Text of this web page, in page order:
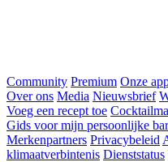
Community Premium Onze
Over ons Media Nieuwsbrief
Voeg een recept toe
Gids voor mijn persoonlijke bar
Merkenpartners Privacybeleid
klimaatverbintenis Dienststatus